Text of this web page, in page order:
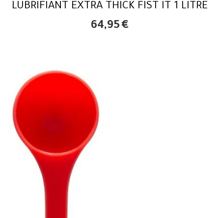
LUBRIFIANT EXTRA THICK FIST IT 1 LITRE
64,95 €